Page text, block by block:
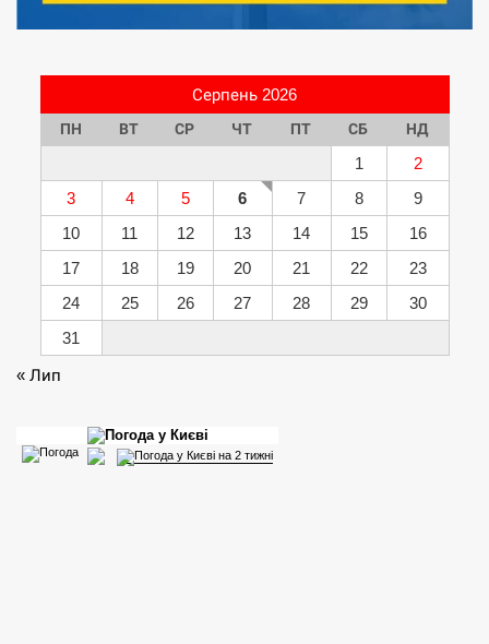
Серпень 2026
ПН ВТ СР ЧТ ПТ СБ НД
1
2
3
4 5 6 7 8
9
10
11 12 13 14 15
16
17
18 19 20 21 22
23
24
25 26 27 28 29
30
31
« Лип